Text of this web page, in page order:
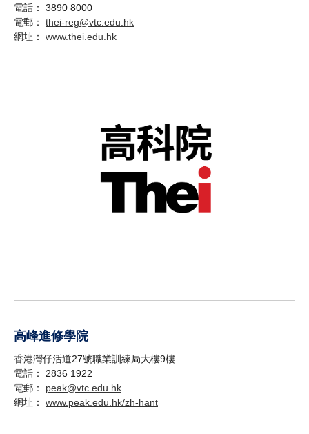
電話： 3890 8000
電郵： thei-reg@vtc.edu.hk
網址： www.thei.edu.hk
高峰進修學院
香港灣仔活道27號職業訓練局大樓9樓
電話： 2836 1922
電郵： peak@vtc.edu.hk
網址： www.peak.edu.hk/zh-hant